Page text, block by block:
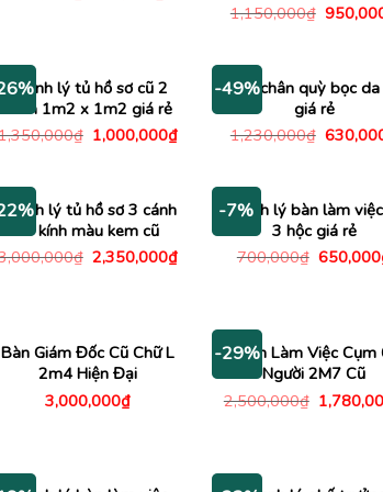
1,150,000₫ Giá
Thanh lý tủ hồ sơ cũ 2
cánh 1m2 x 1m2 giá rẻ
₫ Giá
gốc
1,000,000₫Giá
1,000,000₫.
-49%
Ghế chân quỳ bọc
giá rẻ
1,230,000₫ Giá
Thanh lý tủ hồ sơ 3 cánh
có kính màu kem cũ
₫ Giá
gốc
2,350,000₫Giá
-7%
Thanh lý bàn làm
3 hộc giá rẻ
700,000₫ Giá
650,000
Bàn Giám Đốc Cũ Chữ L
2m4 Hiện Đại
3,000,000₫
-29%Bàn Làm Việc Cụm
Người 2M7 Cũ
2,500,000₫ Giá
gốc